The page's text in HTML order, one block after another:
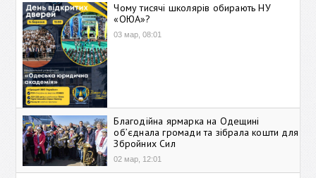
Чому тисячі школярів обирають НУ
«ОЮА»?
03 мар, 08:01
Благодійна ярмарка на Одещині
об’єднала громади та зібрала кошти для
Збройних Сил
02 мар, 12:01